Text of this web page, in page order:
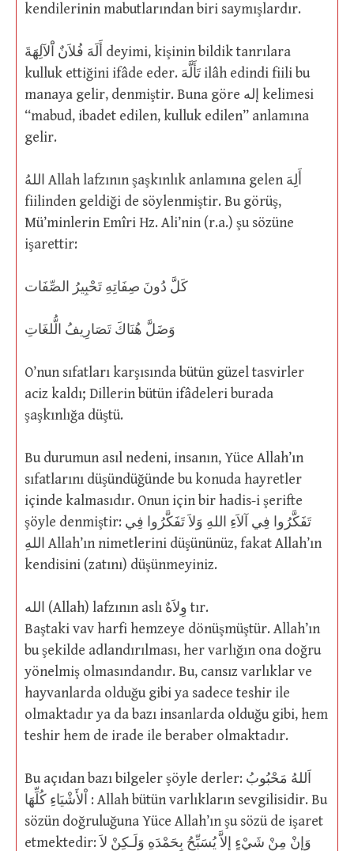
kendilerinin mabutlarından biri saymışlardır.
أَلَهَ فُلاَنٌ اَْلآلِهَةَ deyimi, kişinin bildik tanrılara
kulluk ettiğini ifâde eder. تَأَلَّهَ ilâh edindi fiili bu
manaya gelir, denmiştir. Buna göre إله kelimesi
“mabud, ibadet edilen, kulluk edilen” anlamına
gelir.
اللهُ Allah lafzının şaşkınlık anlamına gelen أَلِهَ
fiilinden geldiği de söylenmiştir. Bu görüş,
Mü’minlerin Emîri Hz. Ali’nin (r.a.) şu sözüne
işarettir:
كَلَّ دُونَ صِفَاتِهِ تَحْبِيرُ الصِّفَات
وَضَلَّ هُنَاكَ تَصَارِيفُ الُّلغَاتِ
O’nun sıfatları karşısında bütün güzel tasvirler
aciz kaldı; Dillerin bütün ifâdeleri burada
şaşkınlığa düştü.
Bu durumun asıl nedeni, insanın, Yüce Allah’ın
sıfatlarını düşündüğünde bu konuda hayretler
içinde kalmasıdır. Onun için bir hadis-i şerifte
şöyle denmiştir: تَفَكَّرُوا فِي آلاَءِ اللهِ وَلاَ تَفَكَّرُوا فِي
اللهِ Allah’ın nimetlerini düşününüz, fakat Allah’ın
kendisini (zatını) düşünmeyiniz.
الله (Allah) lafzının aslı وِلاَهٌ tır.
Baştaki vav harfi hemzeye dönüşmüştür. Allah’ın
bu şekilde adlandırılması, her varlığın ona doğru
yönelmiş olmasındandır. Bu, cansız varlıklar ve
hayvanlarda olduğu gibi ya sadece teshir ile
olmaktadır ya da bazı insanlarda olduğu gibi, hem
teshir hem de irade ile beraber olmaktadır.
Bu açıdan bazı bilgeler şöyle derler: اَللهُ مَحْبُوبُ
اْلأَشْيَاءِ كُلِّهَا : Allah bütün varlıkların sevgilisidir. Bu
sözün doğruluğuna Yüce Allah’ın şu sözü de işaret
etmektedir: وَإِنْ مِنْ شَيْءٍ إِلاَّ يُسَبِّحُ بِحَمْدَهِ وَلَـكِنْ لاَ